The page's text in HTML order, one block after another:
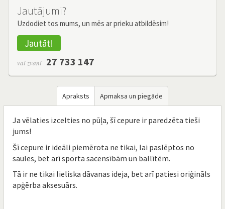
Jautājumi?
Uzdodiet tos mums, un mēs ar prieku atbildēsim!
Jautāt!
vai zvani 27 733 147
Apraksts Apmaksa un piegāde
Ja vēlaties izcelties no pūļa, šī cepure ir paredzēta tieši
jums!
Šī cepure ir ideāli piemērota ne tikai, lai paslēptos no
saules, bet arī sporta sacensībām un ballītēm.
Tā ir ne tikai lieliska dāvanas ideja, bet arī patiesi oriģināls
apģērba aksesuārs.